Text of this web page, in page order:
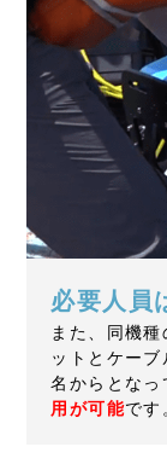
必要人員
また、同機
ットとケー
名からとなっ
用が可能です